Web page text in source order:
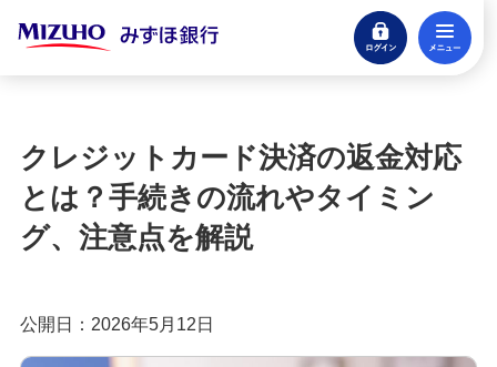
ログイン
閉じる
みずほ楽天カード（クレジットカード）
クレジットカードとは？種類やメリット・注意
点、審査の流れを分かりやすく解説
クレジットカードのポイント還元率とは？選び方
クレジットカード決済の返金対応
とは？手続きの流れやタイミン
グ、注意点を解説
公開日：2026年5月12日